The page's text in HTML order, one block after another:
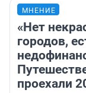
МНЕНИЕ
«Нет
городов,
проехали